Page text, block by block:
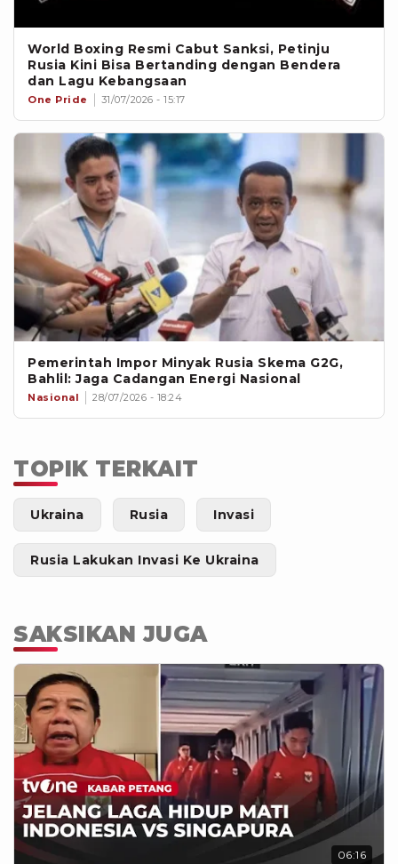
World Boxing Resmi Cabut Sanksi, Petinju
Rusia Kini Bisa Bertanding dengan Bendera
dan Lagu Kebangsaan
One Pride 31/07/2026 - 15:17
Pemerintah Impor Minyak Rusia Skema G2G,
Bahlil: Jaga Cadangan Energi Nasional
Nasional 28/07/2026 - 18:24
TOPIK TERKAIT
Ukraina Rusia Invasi
Rusia Lakukan Invasi Ke Ukraina
SAKSIKAN JUGA
06:16